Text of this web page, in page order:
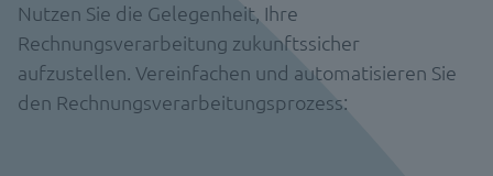
Nutzen Sie die Gelegenheit, Ihre
Rechnungsverarbeitung zukunftssicher
aufzustellen. Vereinfachen und automatisieren Sie
den Rechnungsverarbeitungsprozess: